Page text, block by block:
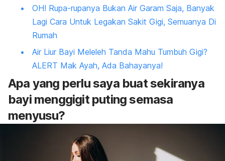
OH! Rupa-rupanya Bukan Air Garam Saja, Banyak
Lagi Cara Untuk Legakan Sakit Gigi, Semuanya Di
Rumah
Air Liur Bayi Meleleh Tanda Mahu Tumbuh Gigi?
ALERT Mak Ayah, Ada Bahayanya!
Apa yang perlu saya buat sekiranya
bayi menggigit puting semasa
menyusu?